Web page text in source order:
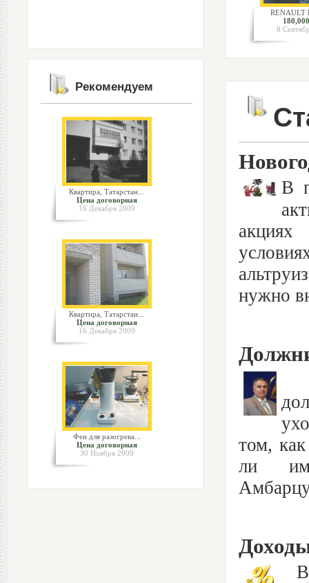
Рекомендуем
Квартира, Татарстан...
Цена договорная
16 Декабря 2009
Квартира, Татарстан...
Цена договорная
16 Декабря 2009
Фен для разогрева...
Цена договорная
30 Ноября 2009
RENAULT
8
В
акциях
нужно
том,
ли им
В